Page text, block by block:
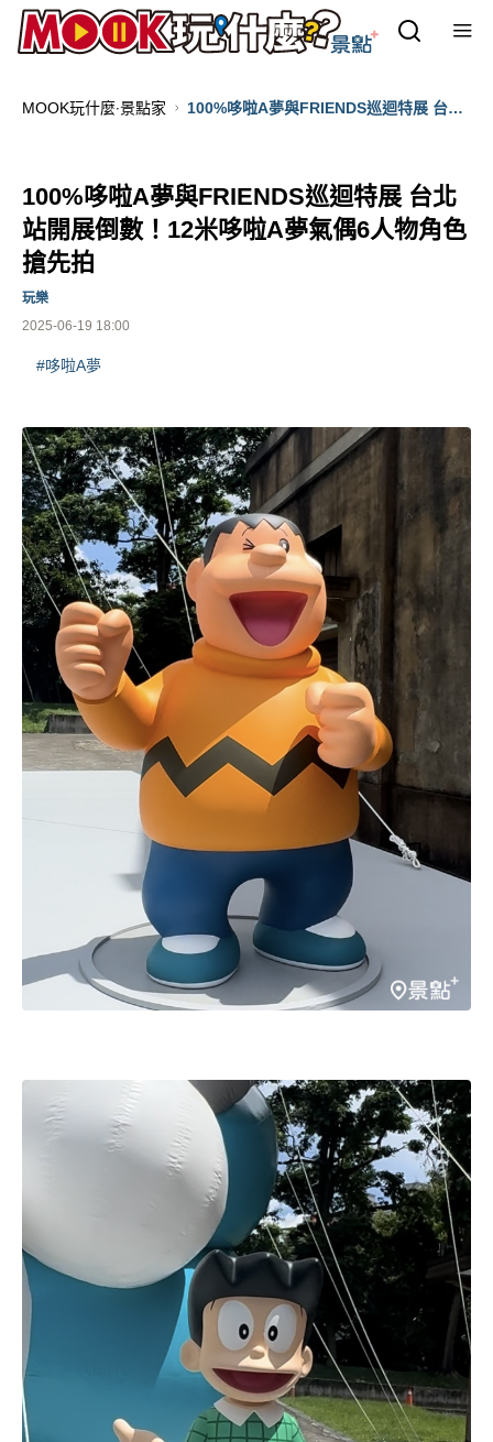
MOOK玩什麼‧景點家
100%哆啦A夢與FRIENDS巡迴特展 台北
100%哆啦A夢與FRIENDS巡迴特展 台北
站開展倒數！12米哆啦A夢氣偶6人物角色
搶先拍
2025-06-19 18:00
玩樂
#哆啦A夢